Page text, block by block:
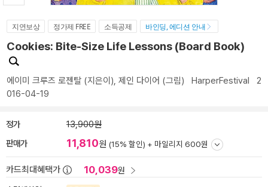
지연보상 정가제 FREE 소득공제 바인딩, 에디션 안내
Cookies: Bite-Size Life Lessons (Board Book)
에이미 크루즈 로젠탈 (지은이), 제인 다이어 (그림) HarperFestival 2
016-04-19
정가 13,900원
판매가 11,810원 (15% 할인) + 마일리지 600원
카드최대혜택가 10,039원